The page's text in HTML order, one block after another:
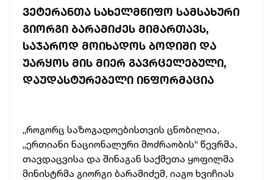
ᲕᲔᲢᲔᲠᲐᲜᲗᲐ ᲡᲐᲮᲔᲚᲛᲬᲘᲤᲝ ᲡᲐᲛᲡᲐᲮᲣᲠᲘ
ᲒᲘᲝᲠᲒᲘ ᲑᲐᲠᲐᲛᲘᲫᲔᲡ ᲛᲘᲛᲐᲠᲗᲐᲕᲡ,
ᲡᲐᲯᲐᲠᲝᲓ ᲛᲝᲘᲮᲐᲓᲝᲡ ᲑᲝᲓᲘᲨᲘ ᲓᲐ
ᲣᲐᲠᲧᲝᲡ ᲛᲘᲡ ᲛᲘᲔᲠ ᲒᲐᲕᲠᲪᲔᲚᲔᲑᲣᲚᲘ,
ᲓᲐᲣᲓᲐᲡᲢᲣᲠᲔᲑᲔᲚᲘ ᲘᲜᲤᲝᲠᲛᲐᲪᲘᲐ
„როგორც საზოგადოებისთვის ცნობილია,
„ერთიანი ნაციონალური მოძრაობის“ წევრმა,
თავდაცვისა და შინაგან საქმეთა ყოფილმა
მინისტრმა გიორგი ბარამიძემ, იაგო ხვიჩიას